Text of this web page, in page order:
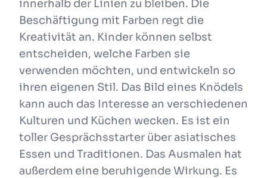
innerhalb der Linien zu bleiben. Die
Beschäftigung mit Farben regt die
Kreativität an. Kinder können selbst
entscheiden, welche Farben sie
verwenden möchten, und entwickeln so
ihren eigenen Stil. Das Bild eines Knödels
kann auch das Interesse an verschiedenen
Kulturen und Küchen wecken. Es ist ein
toller Gesprächsstarter über asiatisches
Essen und Traditionen. Das Ausmalen hat
außerdem eine beruhigende Wirkung. Es